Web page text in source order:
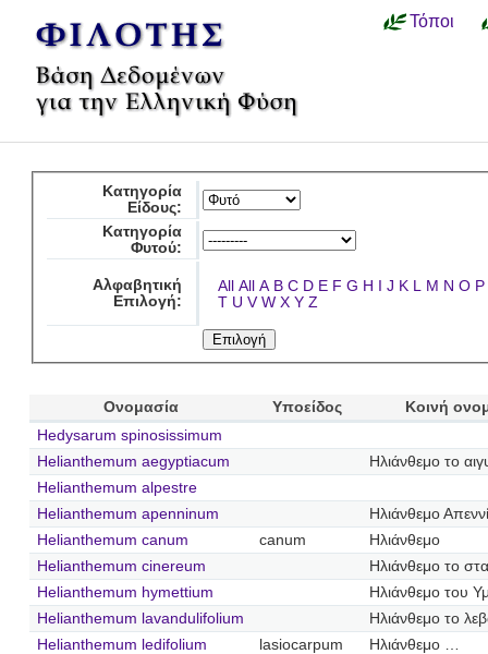
Τόποι
Κατηγορία
Είδους:
Κατηγορία
Φυτού:
Αλφαβητική
Επιλογή:
All All A B C D E F G H I J K L M N O P
T U V W X Y Z
Ονομασία Υποείδος
Κοινή
Hedysarum spinosissimum
Helianthemum aegyptiacum
Ηλιάνθεμο το
Helianthemum alpestre
Helianthemum apenninum
Ηλιάνθεμο
Helianthemum canum
canum
Ηλιάνθεμο
Helianthemum cinereum
Ηλιάνθεμο το
Helianthemum hymettium
Ηλιάνθεμο του
Helianthemum lavandulifolium
Ηλιάνθεμο το
Helianthemum ledifolium
lasiocarpum
Ηλιάνθεμο …